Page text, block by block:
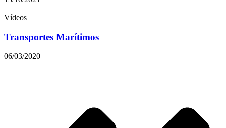
Vídeos
Transportes Marítimos
06/03/2020